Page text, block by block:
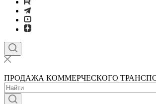
ПРОДАЖА КОММЕРЧЕСКОГО